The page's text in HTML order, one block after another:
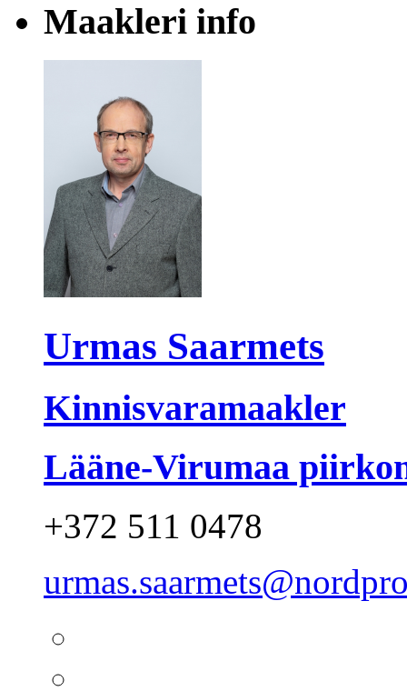
Maakleri info
Urmas Saarmets
Kinnisvaramaakler
Lääne-Virumaa
+372 511 0478